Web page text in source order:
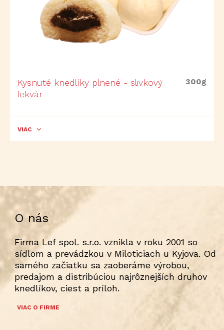
Kysnuté knedlíky plnené - slivkový
lekvár
300g
VIAC
O nás
Firma Lef spol. s.r.o. vznikla v roku 2001 so
sídlom a prevádzkou v Miloticiach u Kyjova. Od
samého začiatku sa zaoberáme výrobou,
predajom a distribúciou najrôznejších druhov
knedlíkov, ciest a príloh.
VIAC O FIRME